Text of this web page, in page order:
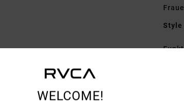
Style
WELCOME!